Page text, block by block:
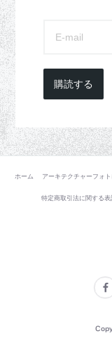
購読する
ホーム アーキテクチャーフォ
特定商取引法に関する表